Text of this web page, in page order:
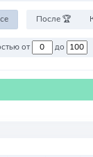
После 🏆
Против команд со стоимостью от до